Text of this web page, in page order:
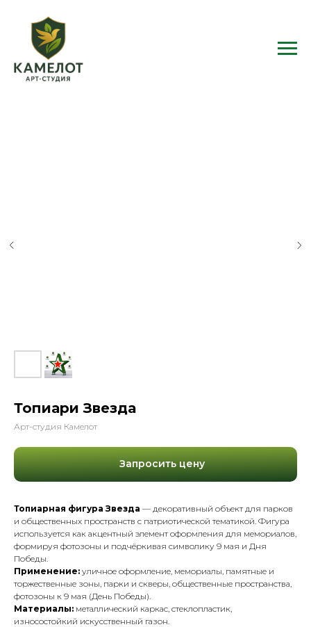
Топиари Звезда
Арт-студия Камелот
Запросить цену
Топиарная фигура Звезда — декоративный объект для парков
и общественных пространств с патриотической тематикой. Фигура
используется как акцентный элемент оформления для мемориалов,
формируя фотозоны и подчёркивая символику 9 мая и Дня
Победы.
Применение: уличное оформление, мемориалы, памятные и
торжественные зоны, парки и скверы, общественные пространства,
фотозоны к 9 мая (День Победы).
Материалы: металлический каркас, стеклопластик,
износостойкий искусственный газон.